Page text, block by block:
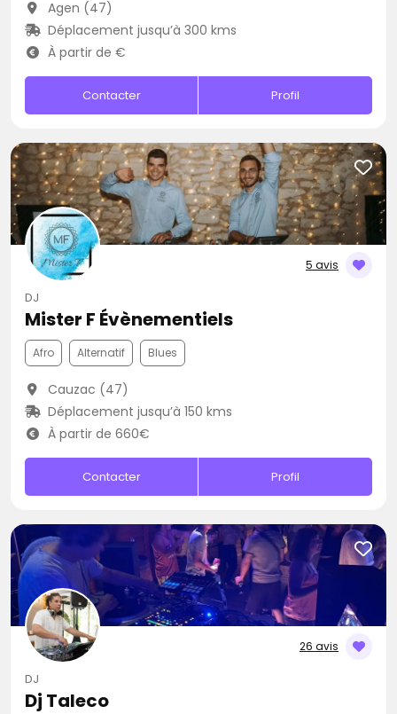
Agen (47)
Déplacement jusqu’à 300 kms
À partir de €
Contacter Profil
5 avis
DJ
Mister F Évènementiels
Afro Alternatif Blues
Cauzac (47)
Déplacement jusqu’à 150 kms
À partir de 660€
Contacter Profil
26 avis
DJ
Dj Taleco